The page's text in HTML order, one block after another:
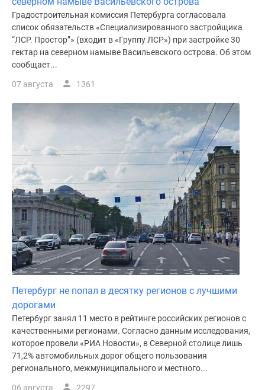
Градостроительная комиссия Петербурга согласовала
список обязательств «Специализированного застройщика
“ЛСР. Простор”» (входит в «Группу ЛСР») при застройке 30
гектар на северном намыве Васильевского острова. Об этом
сообщает...
07 августа 1361
Петербург не попал в десятку регионов с лучшими
дорогами
Петербург занял 11 место в рейтинге российских регионов с
качественными регионами. Согласно данным исследования,
которое провели «РИА Новости», в Северной столице лишь
71,2% автомобильных дорог общего пользования
регионального, межмуниципального и местного...
06 августа 2297